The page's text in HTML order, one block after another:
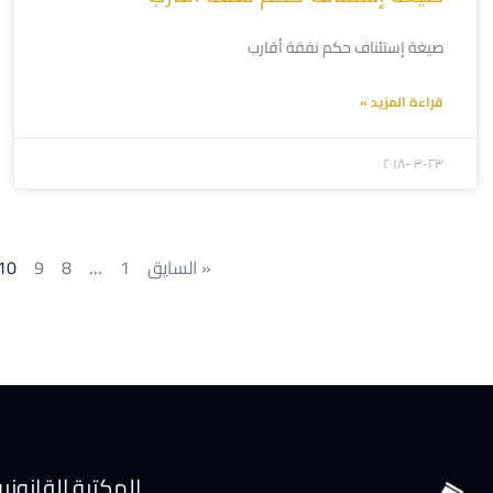
صيغة إستئناف حكم نفقة أقارب
قراءة المزيد »
۲۰۱۸-۰۳-۲۳
« السايق 1
…
8
9